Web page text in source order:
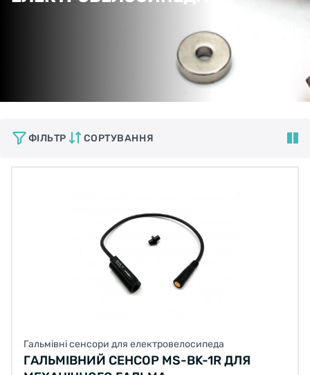
ФІЛЬТР СОРТУВАННЯ
Гальмівні сенсори для електровелосипеда
ГАЛЬМІВНИЙ СЕНСОР MS-BK-1R ДЛЯ